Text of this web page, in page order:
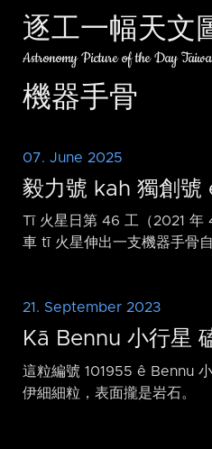
逐工一幅天文
Astronomy Picture of the Day
機器手骨
07. June 2025
毅力號 kah 獨創號
Tī 火星日第 46 工（2021 年
車 tī 火星伸出一支機器手骨自
21. September 2023
Kā Bennu 小行星
這粒編號 101955 ê Bennu
伊細細粒，表面攏是岩石。